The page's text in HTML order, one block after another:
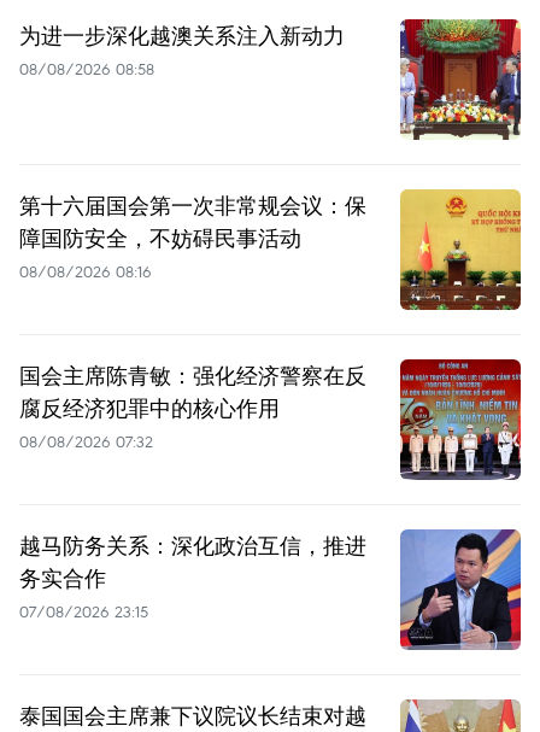
为进一步深化越澳关系注入新动力
08/08/2026 08:58
第十六届国会第一次非常规会议：保
障国防安全，不妨碍民事活动
08/08/2026 08:16
国会主席陈青敏：强化经济警察在反
腐反经济犯罪中的核心作用
08/08/2026 07:32
越马防务关系：深化政治互信，推进
务实合作
07/08/2026 23:15
泰国国会主席兼下议院议长结束对越